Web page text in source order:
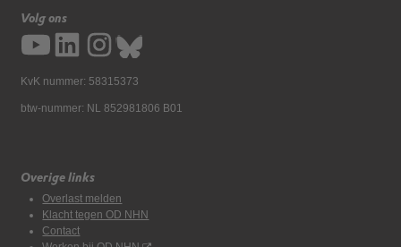
Volg ons
KvK nummer: 58315373
btw-nummer: NL 852981806 B01
Overige links
Overlast melden
Klacht tegen OD NHN
Contact